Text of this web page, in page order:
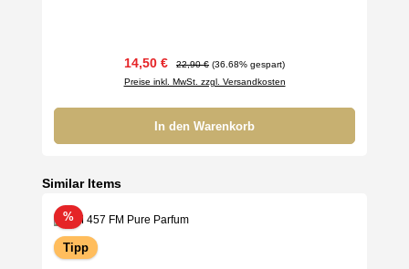
Verkaufspreis:
14,50 € Regulärer Preis:
22,90 € (36.68% gespart)
Preise inkl. MwSt. zzgl. Versandkosten
In den Warenkorb
Produktgalerie überspringen
Similar Items
%Rabatt
Tipp